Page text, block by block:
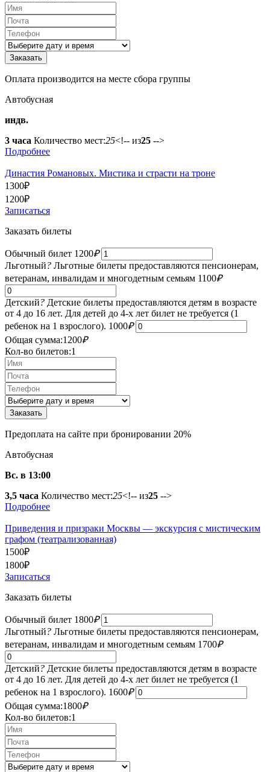
Оплата производится на месте сбора группы
Автобусная
индв.
3 часа Количество мест:25<!-- из25 -->
Подробнее
Династия Романовых. Мистика и страсти на троне
1300₽
1200₽
Записаться
Заказать билеты
Обычный билет 1200₽
Льготный? Льготные билеты предоставляются пенсионерам,
ветеранам, инвалидам и многодетным семьям 1100₽
Детский? Детские билеты предоставляются детям в возрасте
от 4 до 16 лет. Для детей до 4-х лет билет не требуется (1
ребенок на 1 взрослого). 1000₽
Общая сумма:1200₽
Кол-во билетов:1
Предоплата на сайте при бронировании 20%
Автобусная
Вс. в 13:00
3,5 часа Количество мест:25<!-- из25 -->
Подробнее
Приведения и призраки Москвы — экскурсия с мистическим
графом (театрализованная)
1500₽
1800₽
Записаться
Заказать билеты
Обычный билет 1800₽
Льготный? Льготные билеты предоставляются пенсионерам,
ветеранам, инвалидам и многодетным семьям 1700₽
Детский? Детские билеты предоставляются детям в возрасте
от 4 до 16 лет. Для детей до 4-х лет билет не требуется (1
ребенок на 1 взрослого). 1600₽
Общая сумма:1800₽
Кол-во билетов:1